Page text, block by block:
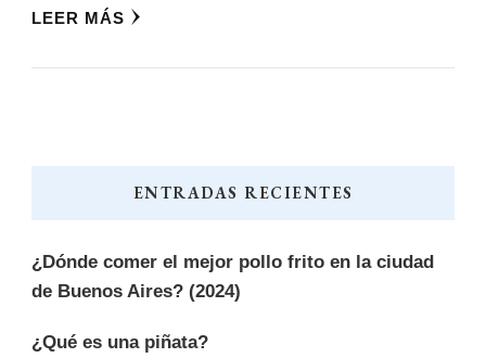
LEER MÁS
ENTRADAS RECIENTES
¿Dónde comer el mejor pollo frito en la ciudad
de Buenos Aires? (2024)
¿Qué es una piñata?